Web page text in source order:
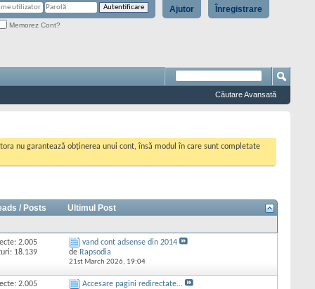
Înregistrare
Ajutor
Memorez Cont?
Căutare Avansată
nu garantează obținerea unui cont, însă modul în care sunt completate
/ Posts
Ultimul Post
2.005
18.139
vand cont adsense din 2014
de Rapsodia
21st March 2026, 19:04
2.005
Accesare pagini redirectate...